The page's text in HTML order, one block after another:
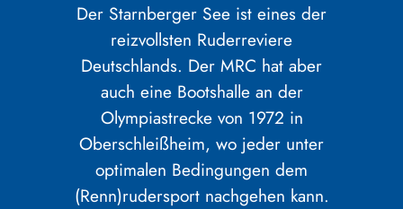
Der Starnberger See ist eines der
reizvollsten Ruderreviere
Deutschlands. Der MRC hat aber
auch eine Bootshalle an der
Olympiastrecke von 1972 in
Oberschleißheim, wo jeder unter
optimalen Bedingungen dem
(Renn)rudersport nachgehen kann.